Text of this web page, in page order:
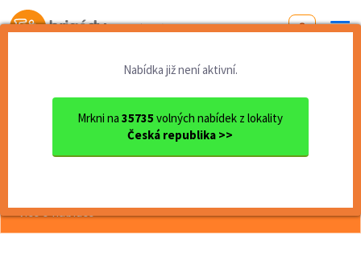
Od první brigády
Nabídka již není aktivní.
Mrkni na35735 volných nabídek z lokality
Česká republika >>
Jihočeský kraj
okres Tábor
Obsluha čerpací stanice! (T...
Obsluha čerpací stanice! (Tábor)
více o nabídce >>